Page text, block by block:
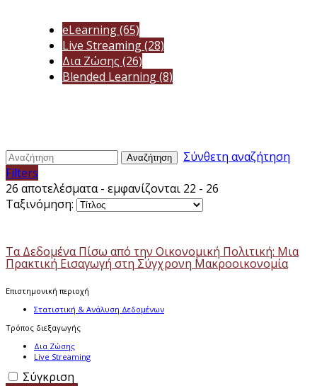
eLearning(65)
Live Streaming(28)
Δια Ζώσης (26)
Blended Learning(8)
Αναζήτηση
Σύνθετη αναζήτηση
Filters
26 αποτελέσματα - εμφανίζονται 22 - 26
Ταξινόμηση:
Τα Δεδομένα Πίσω από την Οικονομική Πολιτική: Μια
Πρακτική Εισαγωγή στη Σύγχρονη Μακροοικονομία
Επιστημονική περιοχή
Στατιστική & Ανάλυση Δεδομένων
Τρόπος διεξαγωγής
Δια Ζώσης
Live Streaming
Σύγκριση